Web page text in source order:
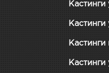
Кастинги
Кастинги
Кастинги
Кастинги